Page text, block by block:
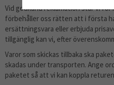
Vid godkänd reklamation står vi
förbehåller oss rätten att i första
ersättningsvara eller erbjuda
tillgänglig kan vi, efter
Varor som skickas tillbaka ska
skadas under transporten. Ange
paketet så att vi kan koppla